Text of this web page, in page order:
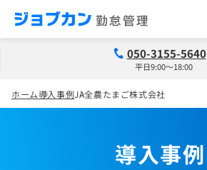
050-3155-5640
平日9:00～18:00
ホーム導入事例JA全農たまご株式会社
導入事例